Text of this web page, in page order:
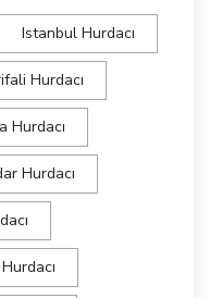
Istanbul Hurdacı
Hurdacı
Hurdacı
Hurdacı